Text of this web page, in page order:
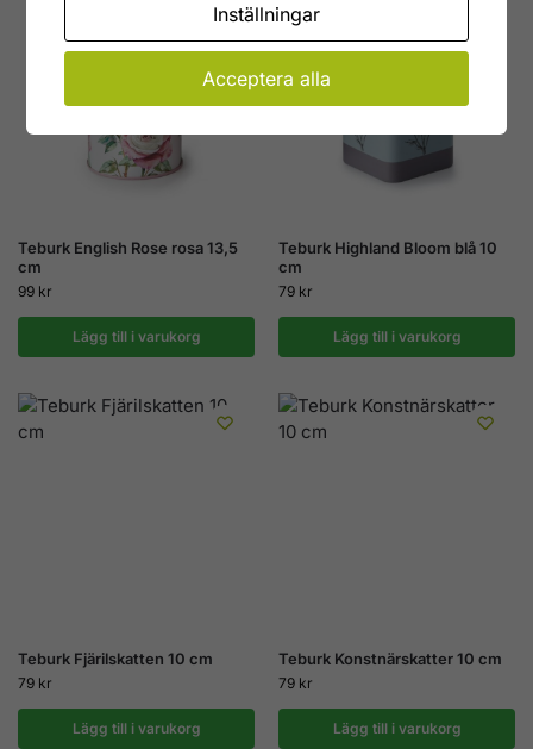
Teburk English Rose rosa 13,5
cm
99 kr
Lägg till i varukorg
Teburk Highland Bloom blå 10
cm
79 kr
Lägg till i varukorg
Teburk Fjärilskatten 10 cm
79 kr
Lägg till i varukorg
Teburk Konstnärskatter 10 cm
79 kr
Lägg till i varukorg
Inställningar
Acceptera alla